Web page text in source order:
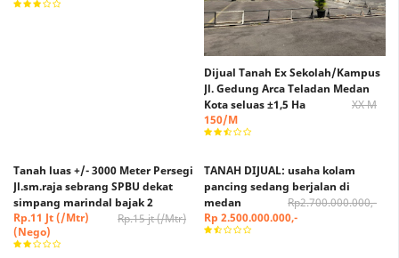
Dijual Tanah Ex Sekolah/Kampus
Jl. Gedung Arca Teladan Medan
Kota seluas ±1,5 Ha
XX M
150/M